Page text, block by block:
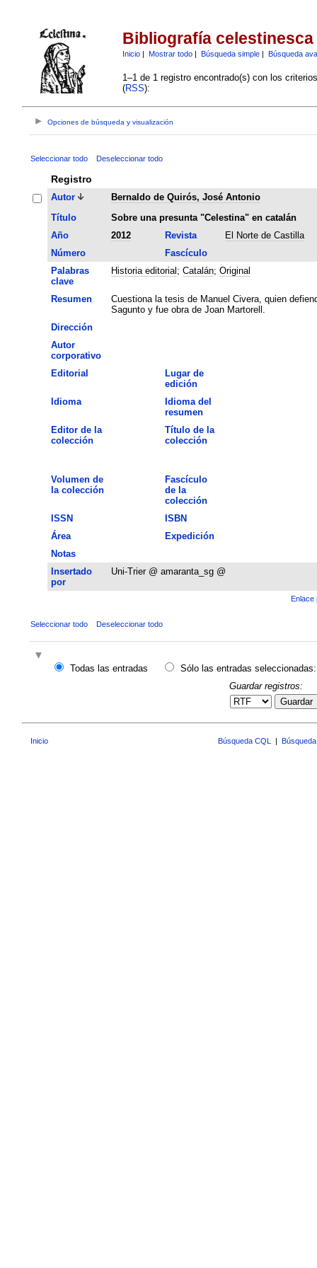
Bibliografía celestinesca
Inicio| Mostrar todo| Búsqueda simple| Búsqueda
1–1 de 1 registro encontrado(s) con los
(RSS):
Opciones de búsqueda y visualización
Seleccionar todo Deseleccionar todo
Registro
Autor
Bernaldo de Quirós, José Antonio
Título
Sobre una presunta "Celestina" en catalán
Año
2012 Revista
El Norte de Castilla
Número
Fascículo
Palabras
clave
Historia editorial ; Catalán; Original
Resumen
Cuestiona la tesis de Manuel Civera, quien
Sagunto y fue obra de Joan Martorell.
Dirección
Autor
corporativo
Editorial
Lugar de
edición
Idioma
Idioma del
resumen
Editor de la
colección
Título de la
colección
Volumen de
la colección
Fascículo
de la
colección
ISSN
ISBN
Área
Expedición
Notas
Insertado
por
Uni-Trier @ amaranta_sg @
Enlace
Seleccionar todo Deseleccionar todo
Todas las entradas
Sólo las entradas seleccionadas:
Guardar registros:
Guardar
Inicio Búsqueda CQL